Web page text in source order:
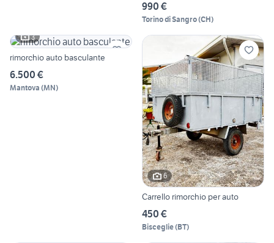
990 €
Torino di Sangro(CH)
3
rimorchio auto basculante
6.500 €
Mantova (MN)
6
Carrello rimorchio per auto
450 €
Bisceglie(BT)